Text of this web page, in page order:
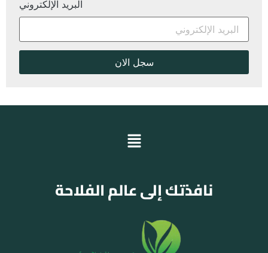
البريد الإلكتروني
نافذتك إلى عالم الفلاحة